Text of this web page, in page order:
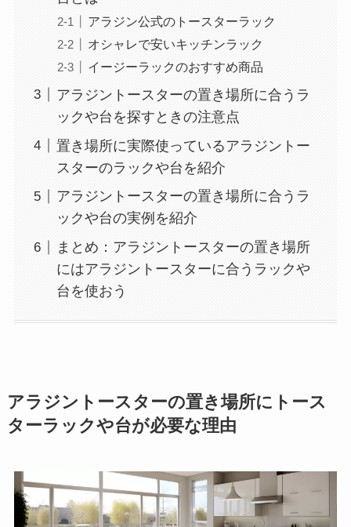
アラジン公式のトースターラック
オシャレで安いキッチンラック
イージーラックのおすすめ商品
アラジントースターの置き場所に合うラ
ックや台を探すときの注意点
置き場所に実際使っているアラジントー
スターのラックや台を紹介
アラジントースターの置き場所に合うラ
ックや台の実例を紹介
まとめ：アラジントースターの置き場所
にはアラジントースターに合うラックや
台を使おう
アラジントースターの置き場所にトース
ターラックや台が必要な理由